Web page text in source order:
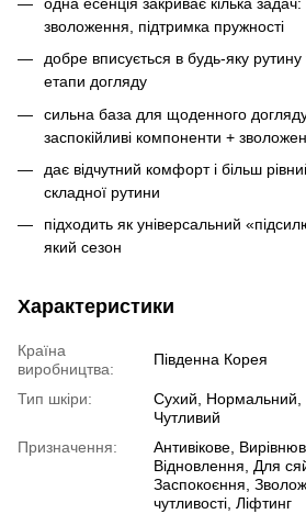
зволоження, підтримка пружності
добре вписується в будь-яку рутину
етапи догляду
сильна база для щоденного
заспокійливі компоненти +
дає відчутний комфорт і більш
складної рутини
підходить як універсальний
який сезон
Характеристики
Країна
виробництва:
Південна Корея
Тип шкіри:
Сухий, Нормальний,
Чутливий
Призначення:
Антивікове,
Відновлення, Для
Заспокоєння,
чутливості, Ліфтинг